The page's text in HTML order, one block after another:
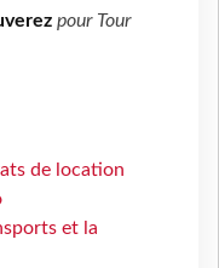
pour Tour
de location
et la